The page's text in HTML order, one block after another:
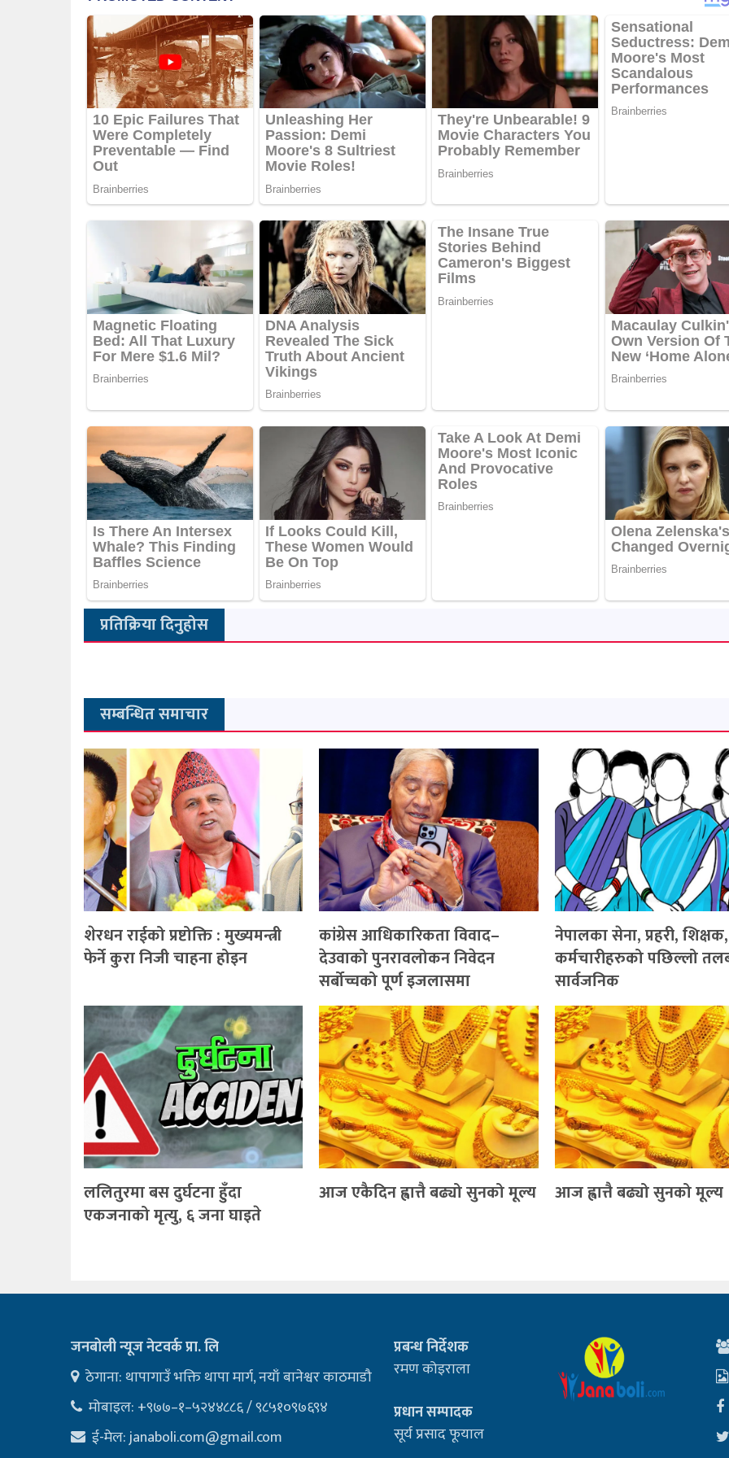
प्रतिक्रिया दिनुहोस
सम्बन्धित समाचार
शेरधन राईको प्रष्टोक्ति : मुख्यमन्त्री
फेर्ने कुरा निजी चाहना होइन
कांग्रेस आधिकारिकता विवाद–
देउवाको पुनरावलोकन निवेदन
सर्बोच्चको पूर्ण इजलासमा
नेपालका सेना, प्रहरी, शिक्षक,
कर्मचारीहरुको पछिल्लो
सार्वजनिक
ललितुरमा बस दुर्घटना हुँदा
एकजनाको मृत्यु, ६ जना घाइते
आज एकैदिन ह्वात्तै बढ्यो सुनको मूल्य आज ह्वात्तै बढ्यो सुनको मूल्य
जनबोली न्यूज नेटवर्क प्रा. लि
ठेगाना: थापागाउँ भक्ति थापा मार्ग, नयाँ बानेश्वर काठमाडौ
मोबाइल: +९७७–१–५२४४८८६ / ९८५१०९७६९४
ई-मेल:janaboli.com@gmail.com
प्रबन्ध निर्देशक
रमण कोइराला
प्रधान सम्पादक
सूर्य प्रसाद फूयाल